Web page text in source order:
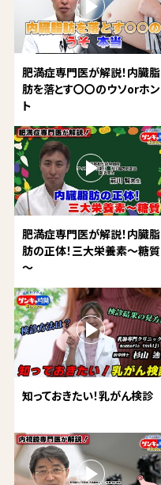
肥満症専門医が解説！内臓脂
肪を落とす〇〇のウソorホン
ト
肥満症専門医が解説！内臓脂
肪の正体！三大栄養素～糖質
～
知っておきたい！乳がん検診